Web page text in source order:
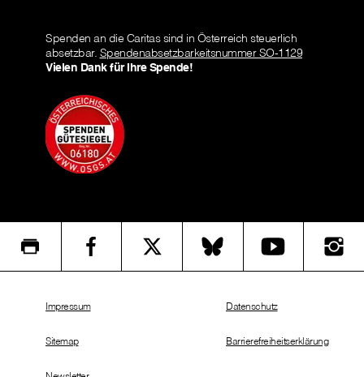
Spenden an die Caritas sind in Österreich steuerlich
absetzbar. Spendenabsetzbarkeitsnummer SO-1129
Vielen Dank für Ihre Spende!
Impressum
Sitemap
Datenschutz
Barrierefreiheitserklärung